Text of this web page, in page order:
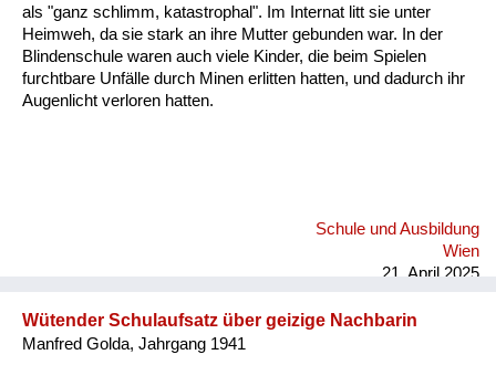
als "ganz schlimm, katastrophal". Im Internat litt sie unter
Heimweh, da sie stark an ihre Mutter gebunden war. In der
Blindenschule waren auch viele Kinder, die beim Spielen
furchtbare Unfälle durch Minen erlitten hatten, und dadurch ihr
Augenlicht verloren hatten.
Schule und Ausbildung
Wien
21. April 2025
Wütender Schulaufsatz über geizige Nachbarin
Manfred Golda, Jahrgang 1941